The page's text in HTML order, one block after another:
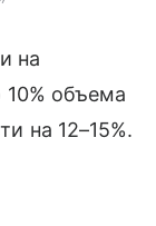
на
объема
на 12–15%.